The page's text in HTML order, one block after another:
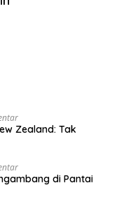
Zealand: Tak
di Pantai